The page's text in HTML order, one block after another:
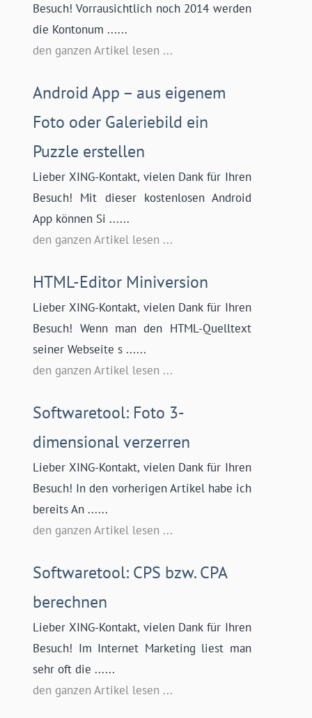
Besuch! Vorrausichtlich noch 2014 werden
die Kontonum ......
den ganzen Artikel lesen ...
Android App – aus eigenem
Foto oder Galeriebild ein
Puzzle erstellen
Lieber XING-Kontakt, vielen Dank für Ihren
Besuch! Mit dieser kostenlosen Android
App können Si ......
den ganzen Artikel lesen ...
HTML-Editor Miniversion
Lieber XING-Kontakt, vielen Dank für Ihren
Besuch! Wenn man den HTML-Quelltext
seiner Webseite s ......
den ganzen Artikel lesen ...
Softwaretool: Foto 3-
dimensional verzerren
Lieber XING-Kontakt, vielen Dank für Ihren
Besuch! In den vorherigen Artikel habe ich
bereits An ......
den ganzen Artikel lesen ...
Softwaretool: CPS bzw. CPA
berechnen
Lieber XING-Kontakt, vielen Dank für Ihren
Besuch! Im Internet Marketing liest man
sehr oft die ......
den ganzen Artikel lesen ...